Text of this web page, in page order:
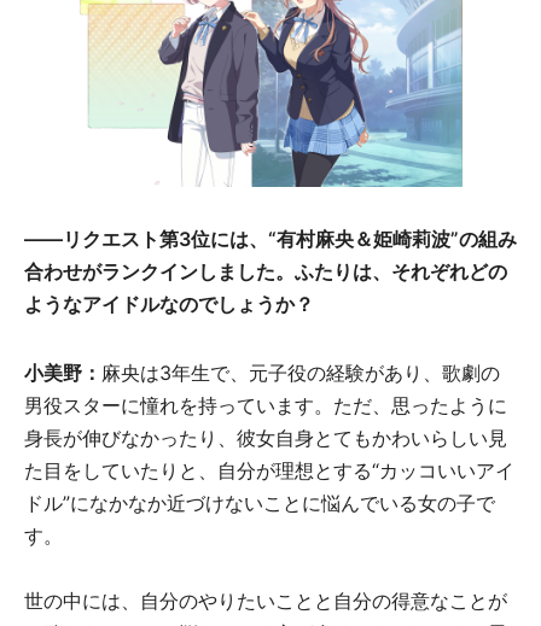
――リクエスト第3位には、“有村麻央＆姫崎莉波”の組み
合わせがランクインしました。ふたりは、それぞれどの
ようなアイドルなのでしょうか？
小美野： 麻央は3年生で、元子役の経験があり、歌劇の
男役スターに憧れを持っています。ただ、思ったように
身長が伸びなかったり、彼女自身とてもかわいらしい見
た目をしていたりと、自分が理想とする“カッコいいアイ
ドル”になかなか近づけないことに悩んでいる女の子で
す。
世の中には、自分のやりたいことと自分の得意なことが